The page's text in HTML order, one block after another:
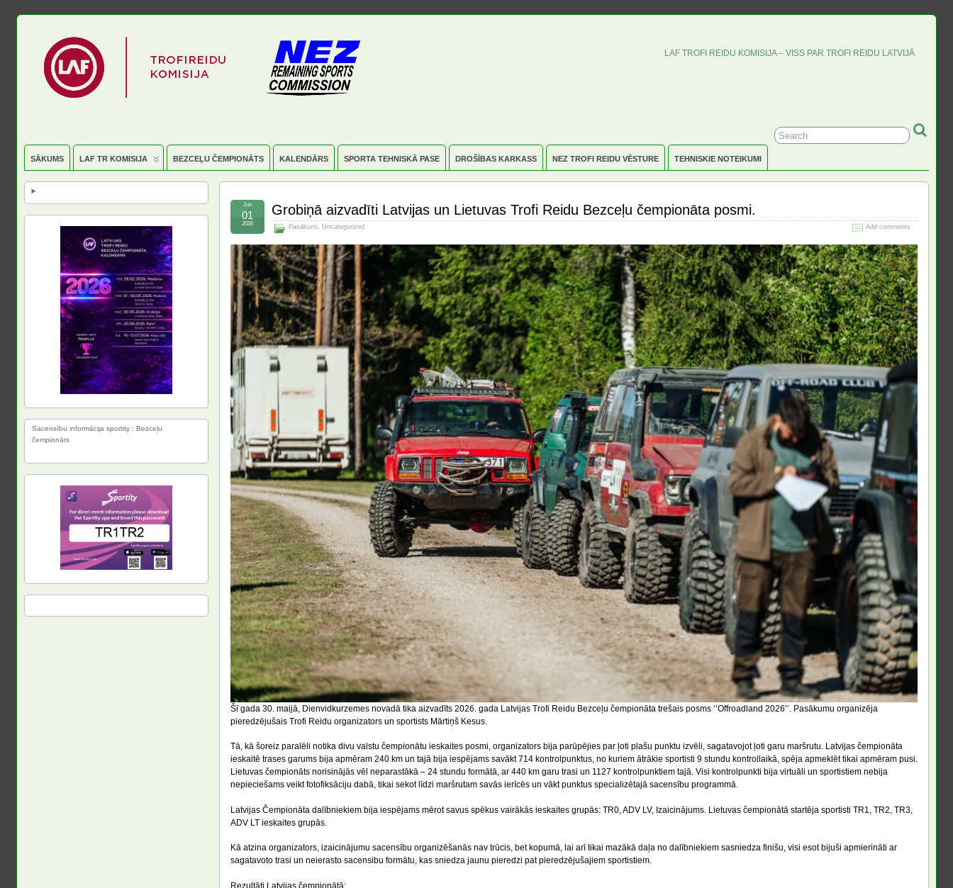
LAF TROFI REIDU KOMISIJA – VISS PAR TROFI REIDU LATVIJĀ
SĀKUMS LAF TR KOMISIJA BEZCEĻU ČEMPIONĀTS KALENDĀRS SPORTA TEHNISKĀ PASE DROŠĪBAS KARKASS NEZ TROFI REIDU VĒSTURE TEHNISKIE NOTEIKUMI
Grobiņā aizvadīti Latvijas un Lietuvas Trofi Reidu Bezceļu čempionāta posmi.
Pasākumi, Uncategorized Add comments
Jun
01
2026
Šī gada 30. maijā, Dienvidkurzemes novadā tika aizvadīts 2026. gada Latvijas Trofi Reidu Bezceļu čempionāta trešais posms ‘’Offroadland 2026’’. Pasākumu organizēja
pieredzējušais Trofi Reidu organizators un sportists Mārtiņš Kesus.
Tā, kā šoreiz paralēli notika divu valstu čempionātu ieskaites posmi, organizators bija parūpējies par ļoti plašu punktu izvēli, sagatavojot ļoti garu maršrutu. Latvijas čempionāta
ieskaitē trases garums bija apmēram 240 km un tajā bija iespējams savākt 714 kontrolpunktus, no kuriem ātrākie sportisti 9 stundu kontrollaikā, spēja apmeklēt tikai apmēram pusi.
Lietuvas čempionāts norisinājās vēl neparastākā – 24 stundu formātā, ar 440 km garu trasi un 1127 kontrolpunktiem tajā. Visi kontrolpunkti bija virtuāli un sportistiem nebija
nepieciešams veikt fotofiksāciju dabā, tikai sekot līdzi maršrutam savās ierīcēs un vākt punktus specializētajā sacensību programmā.
Latvijas Čempionāta dalībniekiem bija iespējams mērot savus spēkus vairākās ieskaites grupās: TR0, ADV LV, Izaicinājums. Lietuvas čempionātā startēja sportisti TR1, TR2, TR3,
ADV LT ieskaites grupās.
Kā atzina organizators, izaicinājumu sacensību organizēšanās nav trūcis, bet kopumā, lai arī tikai mazākā daļa no dalībniekiem sasniedza finišu, visi esot bijuši apmierināti ar
sagatavoto trasi un neierasto sacensibu formātu, kas sniedza jaunu pieredzi pat pieredzējušajiem sportistiem.
Rezultāti Latvijas čempionātā:
Sacensību informācija sportity : Bezceļu
čempionāts